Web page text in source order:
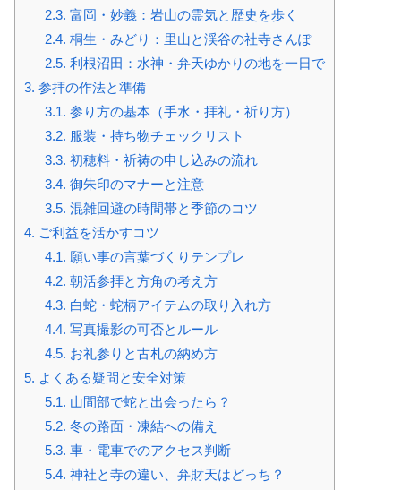
2.3. 富岡・妙義：岩山の霊気と歴史を歩く
2.4. 桐生・みどり：里山と渓谷の社寺さんぽ
2.5. 利根沼田：水神・弁天ゆかりの地を一日で
3. 参拝の作法と準備
3.1. 参り方の基本（手水・拝礼・祈り方）
3.2. 服装・持ち物チェックリスト
3.3. 初穂料・祈祷の申し込みの流れ
3.4. 御朱印のマナーと注意
3.5. 混雑回避の時間帯と季節のコツ
4. ご利益を活かすコツ
4.1. 願い事の言葉づくりテンプレ
4.2. 朝活参拝と方角の考え方
4.3. 白蛇・蛇柄アイテムの取り入れ方
4.4. 写真撮影の可否とルール
4.5. お礼参りと古札の納め方
5. よくある疑問と安全対策
5.1. 山間部で蛇と出会ったら？
5.2. 冬の路面・凍結への備え
5.3. 車・電車でのアクセス判断
5.4. 神社と寺の違い、弁財天はどっち？